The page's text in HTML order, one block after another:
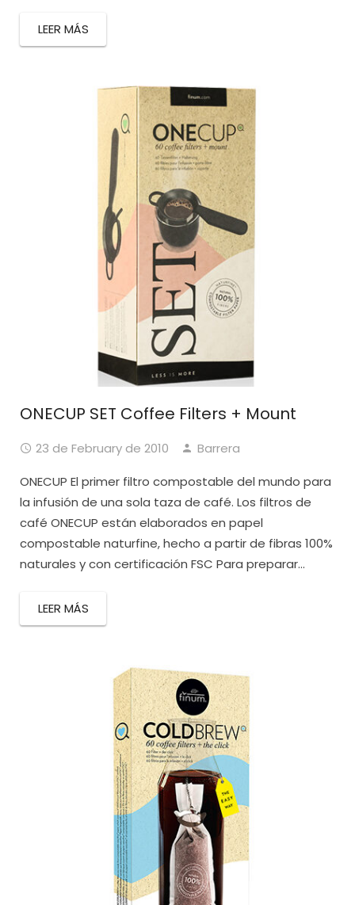
LEER MÁS
ONECUP SET Coffee Filters + Mount
23 de February de 2010
Barrera
ONECUP El primer filtro compostable del mundo para
la infusión de una sola taza de café. Los filtros de
café ONECUP están elaborados en papel
compostable naturfine, hecho a partir de fibras 100%
naturales y con certificación FSC Para preparar...
LEER MÁS